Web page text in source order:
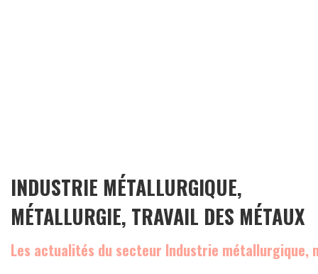
INDUSTRIE MÉTALLURGIQUE,
MÉTALLURGIE, TRAVAIL DES MÉTAUX
Les actualités du secteur Industrie métallurgique,